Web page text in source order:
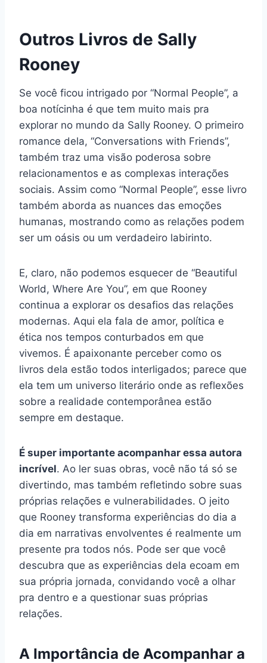
Outros Livros de Sally
Rooney
Se você ficou intrigado por “Normal People”, a
boa notícinha é que tem muito mais pra
explorar no mundo da Sally Rooney. O primeiro
romance dela, “Conversations with Friends”,
também traz uma visão poderosa sobre
relacionamentos e as complexas interações
sociais. Assim como “Normal People”, esse livro
também aborda as nuances das emoções
humanas, mostrando como as relações podem
ser um oásis ou um verdadeiro labirinto.
E, claro, não podemos esquecer de “Beautiful
World, Where Are You”, em que Rooney
continua a explorar os desafios das relações
modernas. Aqui ela fala de amor, política e
ética nos tempos conturbados em que
vivemos. É apaixonante perceber como os
livros dela estão todos interligados; parece que
ela tem um universo literário onde as reflexões
sobre a realidade contemporânea estão
sempre em destaque.
É super importante acompanhar essa autora
incrível. Ao ler suas obras, você não tá só se
divertindo, mas também refletindo sobre suas
próprias relações e vulnerabilidades. O jeito
que Rooney transforma experiências do dia a
dia em narrativas envolventes é realmente um
presente pra todos nós. Pode ser que você
descubra que as experiências dela ecoam em
sua própria jornada, convidando você a olhar
pra dentro e a questionar suas próprias
relações.
A Importância de Acompanhar a